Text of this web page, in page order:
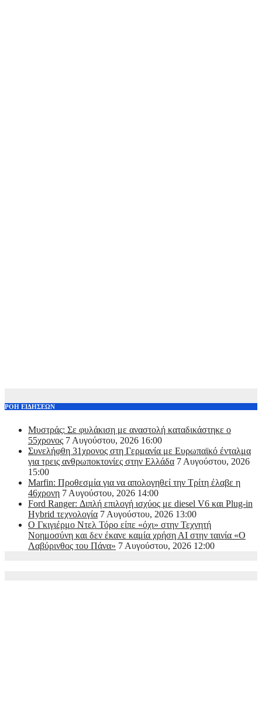
ΡΟΗ ΕΙΔΗΣΕΩΝ
Μυστράς: Σε φυλάκιση με αναστολή καταδικάστηκε ο
55χρονος 7 Αυγούστου, 2026 16:00
Συνελήφθη 31χρονος στη Γερμανία με Ευρωπαϊκό ένταλμα
για τρεις ανθρωποκτονίες στην Ελλάδα 7 Αυγούστου, 2026
15:00
Marfin: Προθεσμία για να απολογηθεί την Τρίτη έλαβε η
46χρονη 7 Αυγούστου, 2026 14:00
Ford Ranger: Διπλή επιλογή ισχύος με diesel V6 και Plug-in
Hybrid τεχνολογία 7 Αυγούστου, 2026 13:00
Ο Γκιγιέρμο Ντελ Τόρο είπε «όχι» στην Τεχνητή
Νοημοσύνη και δεν έκανε καμία χρήση ΑΙ στην ταινία «Ο
Λαβύρινθος του Πάνα» 7 Αυγούστου, 2026 12:00